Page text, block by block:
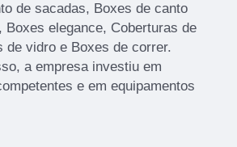
de sacadas, Boxes de canto
Boxes elegance, Coberturas de
de vidro e Boxes de correr.
a empresa investiu em
e em equipamentos